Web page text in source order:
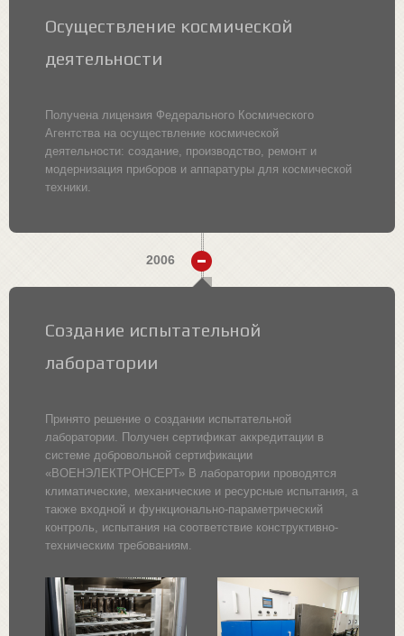
Осуществление космической
деятельности
Получена лицензия Федерального Космического
Агентства на осуществление космической
деятельности: создание, производство, ремонт и
модернизация приборов и аппаратуры для космической
техники.
2006
Создание испытательной
лаборатории
Принято решение о создании испытательной
лаборатории. Получен сертификат аккредитации в
системе добровольной сертификации
«ВОЕНЭЛЕКТРОНСЕРТ» В лаборатории проводятся
климатические, механические и ресурсные испытания, а
также входной и функционально-параметрический
контроль, испытания на соответствие конструктивно-
техническим требованиям.